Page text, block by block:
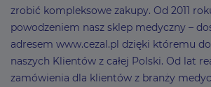
zrobić kompleksowe zakupy. Od 2011
powodzeniem nasz sklep medyczny –
adresem www.cezal.pl dzięki któremu
naszych Klientów z całej Polski. Od lat
zamówienia dla klientów z branży